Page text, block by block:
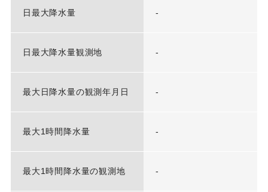
日最大降水量 -
日最大降水量観測地 -
最大日降水量の観測年月日 -
最大1時間降水量 -
最大1時間降水量の観測地 -